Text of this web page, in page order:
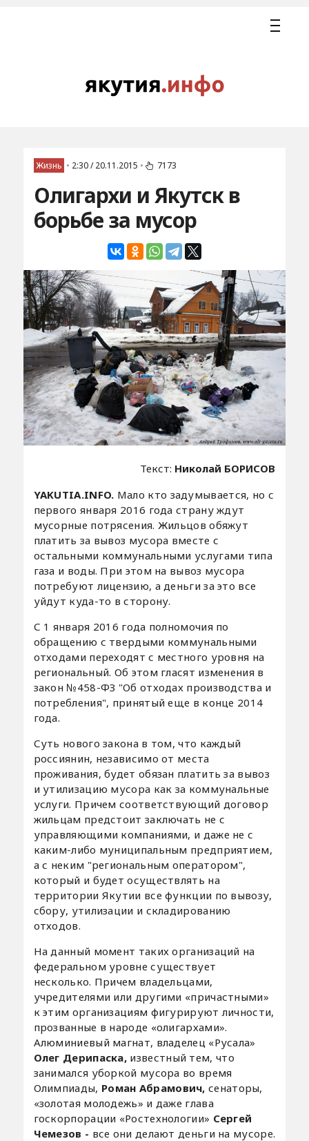
Жизнь • 2:30 / 20.11.2015 • 7173
Олигархи и Якутск в
борьбе за мусор
Текст: Николай БОРИСОВ
YAKUTIA.INFO. Мало кто задумывается, но с
первого января 2016 года страну ждут
мусорные потрясения. Жильцов обяжут
платить за вывоз мусора вместе с
остальными коммунальными услугами типа
газа и воды. При этом на вывоз мусора
потребуют лицензию, а деньги за это все
уйдут куда-то в сторону.
С 1 января 2016 года полномочия по
обращению с твердыми коммунальными
отходами переходят с местного уровня на
региональный. Об этом гласят изменения в
закон №458-ФЗ "Об отходах производства и
потребления", принятый еще в конце 2014
года.
Суть нового закона в том, что каждый
россиянин, независимо от места
проживания, будет обязан платить за вывоз
и утилизацию мусора как за коммунальные
услуги. Причем соответствующий договор
жильцам предстоит заключать не с
управляющими компаниями, и даже не с
каким-либо муниципальным предприятием,
а с неким "региональным оператором",
который и будет осуществлять на
территории Якутии все функции по вывозу,
сбору, утилизации и складированию
отходов.
На данный момент таких организаций на
федеральном уровне существует
несколько. Причем владельцами,
учредителями или другими «причастными»
к этим организациям фигурируют личности,
прозванные в народе «олигархами».
Алюминиевый магнат, владелец «Русала»
Олег Дерипаска, известный тем, что
занимался уборкой мусора во время
Олимпиады, Роман Абрамович,сенаторы,
«золотая молодежь» и даже глава
госкорпорации «Ростехнологии» Сергей
Чемезов - все они делают деньги на мусоре.